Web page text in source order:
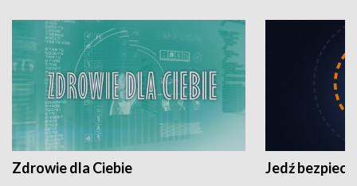
Zdrowie dla Ciebie Jedź